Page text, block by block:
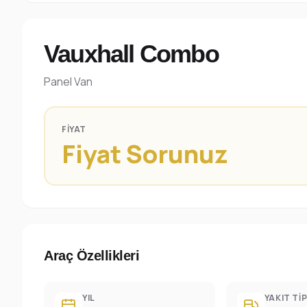
Vauxhall Combo
Panel Van
FIYAT
Fiyat Sorunuz
Araç Özellikleri
YIL YAKIT